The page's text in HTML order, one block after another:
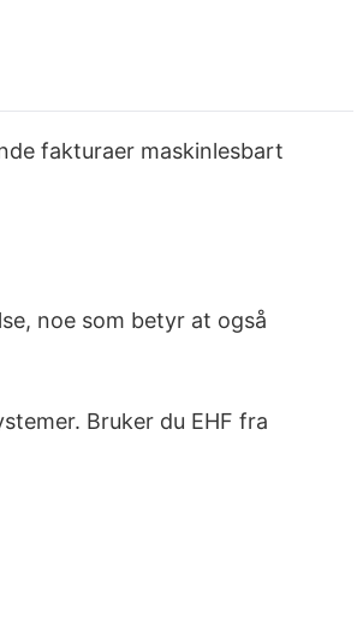
fakturaer maskinlesbart
noe som betyr at også
Bruker du EHF fra